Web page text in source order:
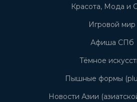
Красота, Мода и
Игровой мир
Афиша СПб
Тёмное
Пышные формы
Новости Азии